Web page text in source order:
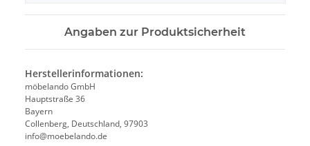
Angaben zur Produktsicherheit
Herstellerinformationen:
möbelando GmbH
Hauptstraße 36
Bayern
Collenberg, Deutschland, 97903
info@moebelando.de